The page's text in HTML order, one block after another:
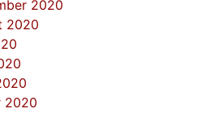
2020
2020
2020